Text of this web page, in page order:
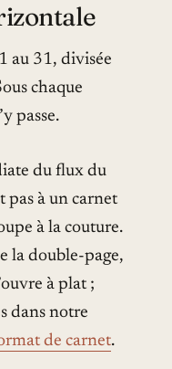
au 31, divisée
chaque
passe.
du flux du
pas à un carnet
à la couture.
la double-page,
à plat ;
dans notre
de carnet.